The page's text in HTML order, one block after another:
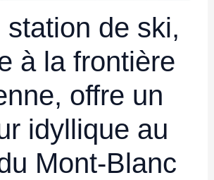
station de ski,
à la frontière
offre un
idyllique au
Mont-Blanc